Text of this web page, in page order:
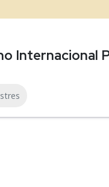
Internacional